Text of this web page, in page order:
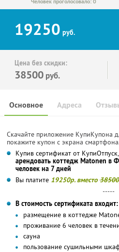
19250 руб.
Цена без скидки:
38500 руб.
Основное Адреса
Скачайте приложение КупиКупона
покажите купон с экрана
Купив сертификат от
арендовать коттедж Matonen в
человек на 7 дней
Вы платите 19250р. вместо
-----
В стоимость сертификата входит:
размещение в коттедже
проживание 6 человек в
сауна
пользование сушильными